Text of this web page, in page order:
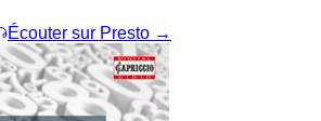
Écouter sur Presto →